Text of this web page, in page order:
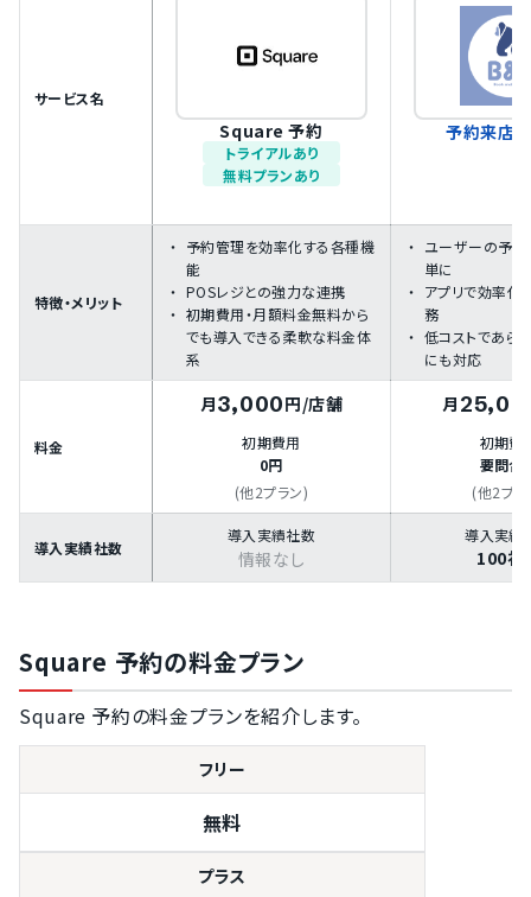
サービス名
Square 予約
トライアルあり
無料プランあり
予約来店
特徴・メリット
予約管理を効率化する各種機
能
POSレジとの強力な連携
初期費用・月額料金無料から
でも導入できる柔軟な料金体
系
ユーザーの予約
単に
アプリで効率化
務
低コストであら
にも対応
料金
月3,000円/店舗
初期費用
0円
(他2プラン)
月
初期費
要問合
(他2プラ
導入実績社数
導入実績社数
情報なし
導入実績
100社
Square 予約の料金プラン
Square 予約の料金プランを紹介します。
フリー
無料
プラス